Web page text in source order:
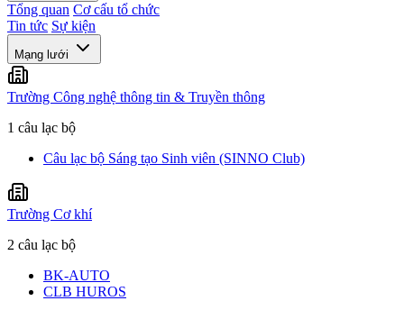
Tổng quan Cơ cấu tổ chức
Tin tức Sự kiện
Mạng lưới
Trường Công nghệ thông tin & Truyền thông
1 câu lạc bộ
Câu lạc bộ Sáng tạo Sinh viên (SINNO Club)
Trường Cơ khí
2 câu lạc bộ
BK-AUTO
CLB HUROS